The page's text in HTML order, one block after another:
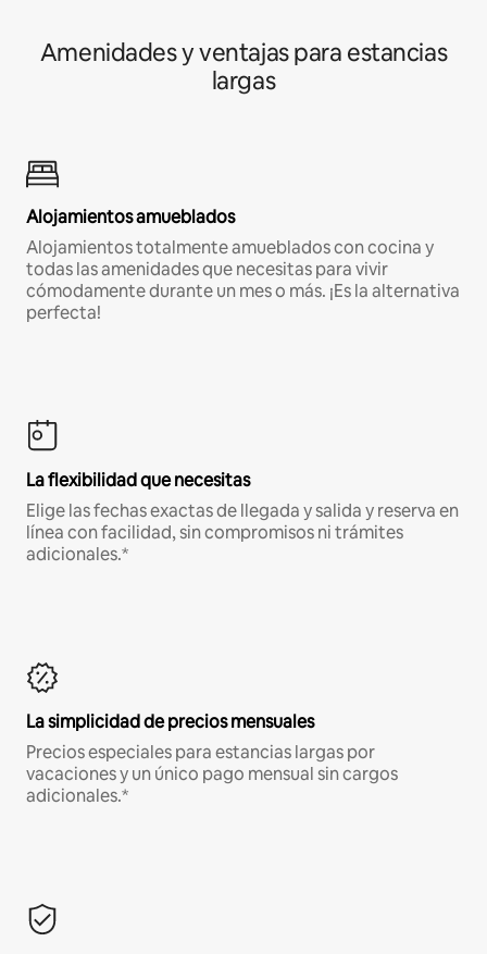
Amenidades y ventajas para estancias
largas
Alojamientos amueblados
Alojamientos totalmente amueblados con cocina y
todas las amenidades que necesitas para vivir
cómodamente durante un mes o más. ¡Es la alternativa
perfecta!
La flexibilidad que necesitas
Elige las fechas exactas de llegada y salida y reserva en
línea con facilidad, sin compromisos ni trámites
adicionales.*
La simplicidad de precios mensuales
Precios especiales para estancias largas por
vacaciones y un único pago mensual sin cargos
adicionales.*